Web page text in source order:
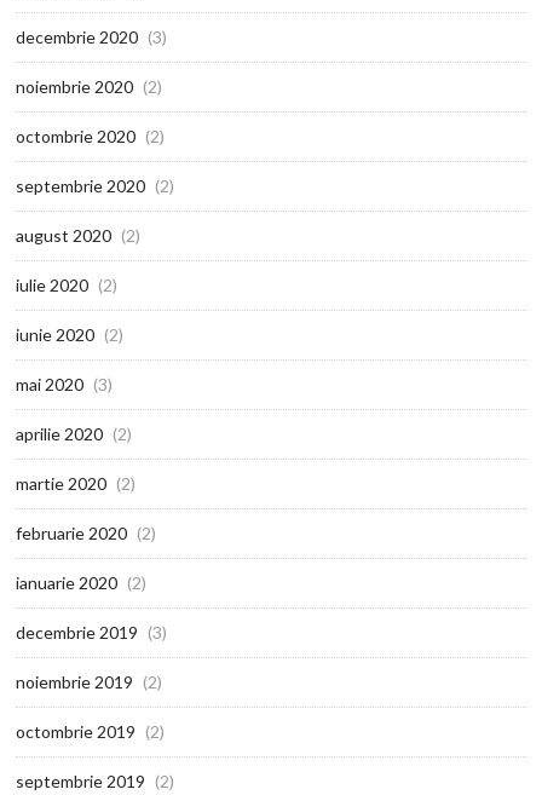
decembrie 2020 (3)
noiembrie 2020 (2)
octombrie 2020 (2)
septembrie 2020 (2)
august 2020 (2)
iulie 2020 (2)
iunie 2020 (2)
mai 2020 (3)
aprilie 2020 (2)
martie 2020 (2)
februarie 2020 (2)
ianuarie 2020 (2)
decembrie 2019 (3)
noiembrie 2019 (2)
octombrie 2019 (2)
septembrie 2019 (2)